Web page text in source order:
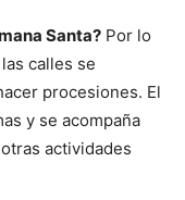
Santa? Por lo
calles se
procesiones. El
y se acompaña
actividades